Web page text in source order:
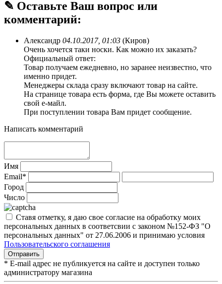
✎ Оставьте Ваш вопрос или
комментарий:
Александр 04.10.2017, 01:03 (Киров)
Очень хочется таки носки. Как можно их заказать?
Официальный ответ:
Товар получаем ежедневно, но заранее неизвестно, что
именно придет.
Менеджеры склада сразу включают товар на сайте.
На странице товара есть форма, где Вы можете оставить
свой е-майл.
При поступлении товара Вам придет сообщение.
Написать комментарий
Имя
Email*
Город
Число
Ставя отметку, я даю свое согласие на обработку моих
персональных данных в соответсвии с законом №152-ФЗ "О
персональных данных" от 27.06.2006 и принимаю условия
Пользовательского соглашения
* E-mail адрес не публикуется на сайте и доступен только
администратору магазина